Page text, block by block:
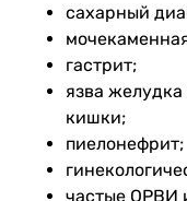
сахарный
гастрит;
язва
кишки;
пиелонефрит;
частые ОРВИ